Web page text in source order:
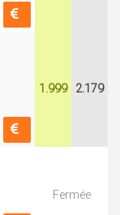
1.999 2.179
Fermée